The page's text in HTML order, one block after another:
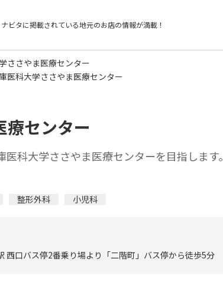
ナビタに掲載されている地元のお店の情報が満載！
ささやま医療センター
医科大学ささやま医療センター
療センター
科大学ささやま医療センターを目指します。
整形外科 小児科
西口バス停2番乗り場より「二階町」バス停から徒歩5分